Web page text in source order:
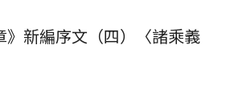
》新編序文（四）〈諸乘義